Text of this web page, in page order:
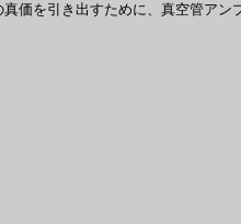
価を引き出すために、真空管アン